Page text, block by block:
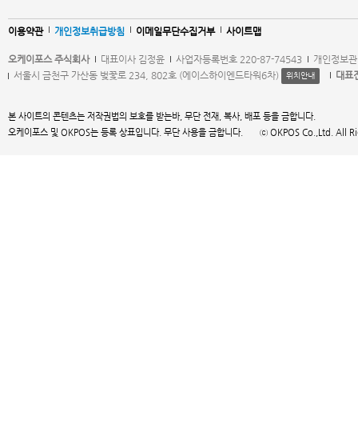
이용약관 개인정보취급방침 이메일무단수집거부 사이트맵
오케이포스 주식회사 대표이사 김정윤 사업자등록번호 220-87-74543
개인정보
서울시 금천구 가산동 벚꽃로 234, 802호 (에이스하이엔드타워6차)
위치안내 대표
본 사이트의 콘텐츠는 저작권법의 보호를 받는바, 무단 전재, 복사, 배포 등을 금합니다.
오케이포스 및 OKPOS는 등록 상표입니다. 무단 사용을 금합니다. ⓒ OKPOS Co.,Ltd. All